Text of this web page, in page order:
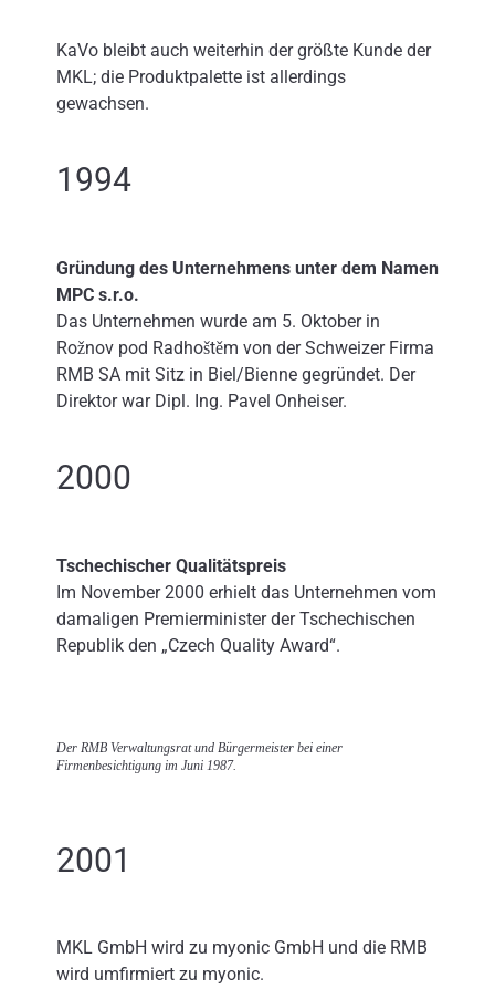
KaVo bleibt auch weiterhin der größte Kunde der
MKL; die Produktpalette ist allerdings
gewachsen.
1994
Gründung des Unternehmens unter dem Namen
MPC s.r.o.
Das Unternehmen wurde am 5. Oktober in
Rožnov pod Radhoštěm von der Schweizer Firma
RMB SA mit Sitz in Biel/Bienne gegründet. Der
Direktor war Dipl. Ing. Pavel Onheiser.
2000
Tschechischer Qualitätspreis
Im November 2000 erhielt das Unternehmen vom
damaligen Premierminister der Tschechischen
Republik den „Czech Quality Award“.
Der RMB Verwaltungsrat und Bürgermeister bei einer
Firmenbesichtigung im Juni 1987.
2001
MKL GmbH wird zu myonic GmbH und die RMB
wird umfirmiert zu myonic.